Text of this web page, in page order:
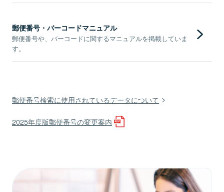
郵便番号・バーコードマニュアル
郵便番号や、バーコードに関するマニュアルを掲載していま
す。
郵便番号検索に使用されているデータについて
2025年度版郵便番号の変更案内